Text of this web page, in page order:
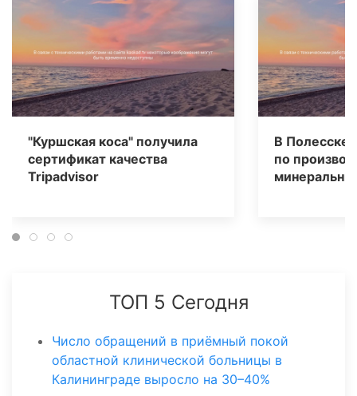
"Куршская коса" получила
сертификат качества
Tripаdvisor
В Полесске
по
ТОП 5 Сегодня
Число обращений в приёмный покой
областной клинической больницы в
Калининграде выросло на 30–40%